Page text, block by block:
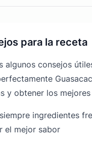
para la receta
algunos consejos
y obtener los
ingredientes
el mejor sabor